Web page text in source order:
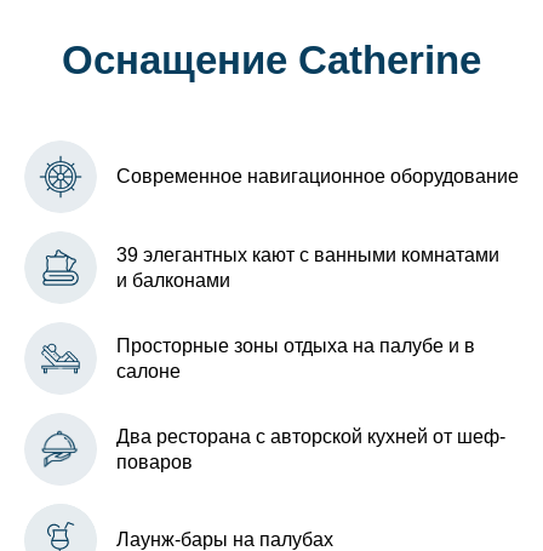
Оснащение Catherine
Современное навигационное оборудование
39 элегантных кают с ванными комнатами
и балконами
Просторные зоны отдыха на палубе и в
салоне
Два ресторана с авторской кухней от шеф-
поваров
Лаунж-бары на палубах